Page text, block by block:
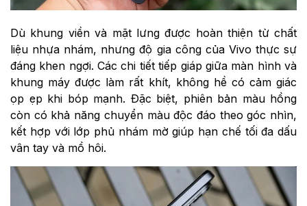
Dù khung viền và mặt lưng được hoàn thiện từ chất
liệu nhựa nhám, nhưng độ gia công của Vivo thực sự
đáng khen ngợi. Các chi tiết tiếp giáp giữa màn hình và
khung máy được làm rất khít, không hề có cảm giác
ọp ẹp khi bóp mạnh. Đặc biệt, phiên bản màu hồng
còn có khả năng chuyển màu độc đáo theo góc nhìn,
kết hợp với lớp phủ nhám mờ giúp hạn chế tối đa dấu
vân tay và mồ hôi.